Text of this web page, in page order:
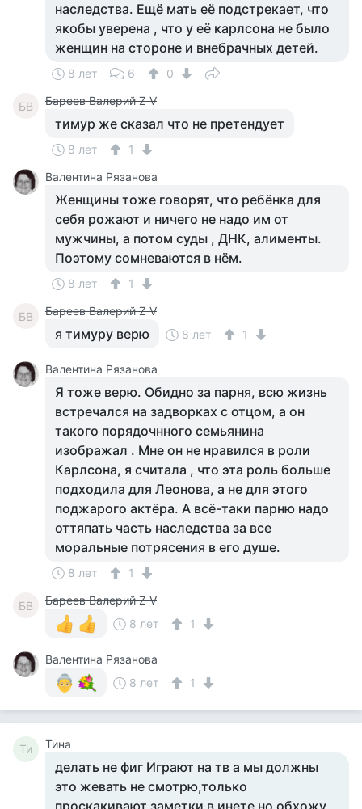
наследства. Ещё мать её подстрекает, что
якобы уверена , что у её карлсона не было
женщин на стороне и внебрачных детей.
8 лет 6 0
БВ Бареев Валерий Z V
тимур же сказал что не претендует
8 лет
1
Валентина Рязанова
Женщины тоже говорят, что ребёнка для
себя рожают и ничего не надо им от
мужчины, а потом суды , ДНК, алименты.
Поэтому сомневаются в нём.
8 лет 1
БВ Бареев Валерий Z V
я тимуру верю 8 лет 1
Валентина Рязанова
Я тоже верю. Обидно за парня, всю жизнь
встречался на задворках с отцом, а он
такого порядочнного семьянина
изображал . Мне он не нравился в роли
Карлсона, я считала , что эта роль больше
подходила для Леонова, а не для этого
поджарого актёра. А всё-таки парню надо
оттяпать часть наследства за все
моральные потрясения в его душе.
8 лет 1
БВ
Бареев Валерий Z V
8 лет
1
Валентина Рязанова
8 лет
1
Ти Тина
делать не фиг Играют на тв а мы должны
это жевать не смотрю,только
проскакивают заметки в инете но обхожу